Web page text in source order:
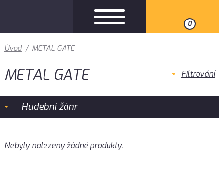
0
Úvod / METAL GATE
METAL GATE Filtrování
Hudební žánr
Nebyly nalezeny žádné produkty.